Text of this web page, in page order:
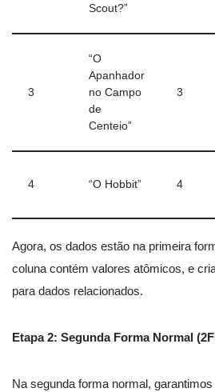
Scout?”
3
“O
Apanhador
no Campo
de
Centeio”
3
4 “O Hobbit” 4
Agora, os dados estão na primeira
coluna contém valores atômicos, e
para dados relacionados.
Etapa 2: Segunda Forma Normal
Na segunda forma normal,